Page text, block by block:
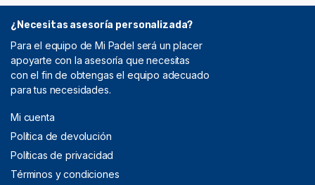
¿Necesitas asesoría personalizada?
Para el equipo de Mi Padel será un placer
apoyarte con la asesoría que necesitas
con el fin de obtengas el equipo adecuado
para tus necesidades.
Mi cuenta
Política de devolución
Políticas de privacidad
Términos y condiciones